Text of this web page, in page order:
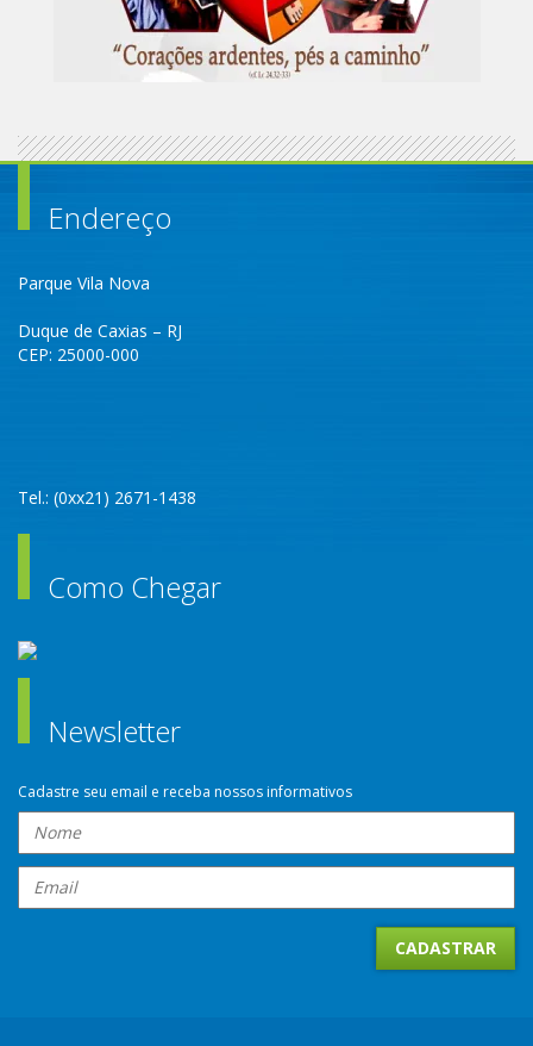
Endereço
Parque Vila Nova
Duque de Caxias – RJ
CEP: 25000-000
Tel.: (0xx21) 2671-1438
Como Chegar
Newsletter
Cadastre seu email e receba nossos informativos